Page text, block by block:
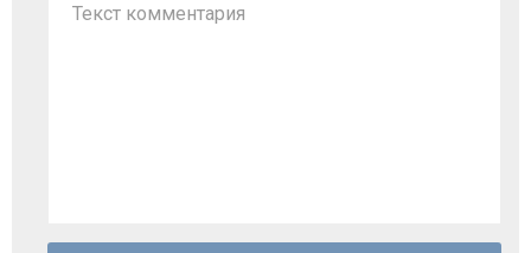
Текст комментария